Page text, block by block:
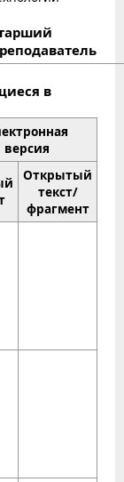
в
версия
Открытый
текст/
фрагмент